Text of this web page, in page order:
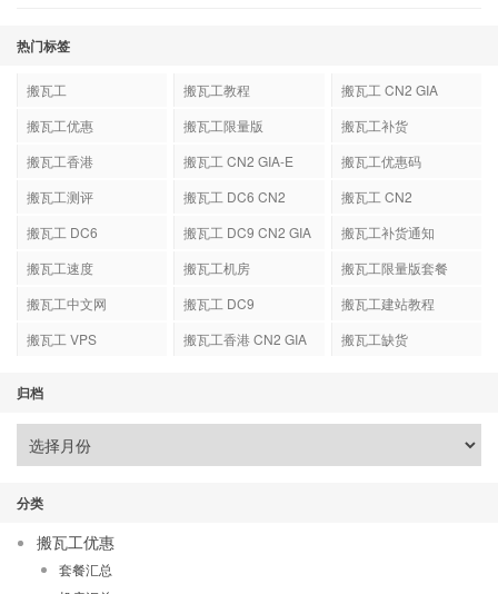
热门标签
搬瓦工 搬瓦工教程
搬瓦工 CN2 GIA
搬瓦工优惠
搬瓦工限量版
搬瓦工补货
搬瓦工香港
搬瓦工 CN2 GIA-E
搬瓦工优惠码
搬瓦工测评
搬瓦工 DC6 CN2
搬瓦工 CN2
搬瓦工 DC6
搬瓦工 DC9 CN2 GIA
搬瓦工补货通知
搬瓦工速度
搬瓦工机房
搬瓦工限量版套餐
搬瓦工中文网
搬瓦工 DC9
搬瓦工建站教程
搬瓦工 VPS
搬瓦工香港 CN2 GIA 搬瓦工缺货
归档
分类
搬瓦工优惠
套餐汇总